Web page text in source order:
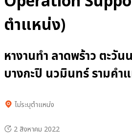
ตำแหน่ง)
หางานทำ ลาดพร้าว ตะวั
บางกะปิ นวมินทร์ รามคำ
ไม่ระบุตำแหน่ง
2 สิงหาคม 2022